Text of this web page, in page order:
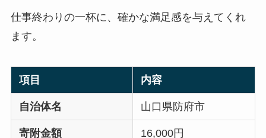
仕事終わりの一杯に、確かな満足感を与えてくれ
ます。
項目 内容
自治体名 山口県防府市
寄附金額 16,000円